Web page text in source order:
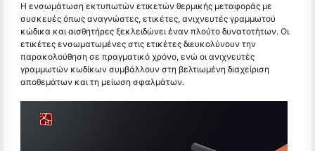
Η ενσωμάτωση εκτυπωτών ετικετών θερμικής μεταφοράς με
συσκευές όπως αναγνώστες, ετικέτες, ανιχνευτές γραμμωτού
κώδικα και αισθητήρες ξεκλειδώνει έναν πλούτο δυνατοτήτων. Οι
ετικέτες ενσωματωμένες στις ετικέτες διευκολύνουν την
παρακολούθηση σε πραγματικό χρόνο, ενώ οι ανιχνευτές
γραμμωτών κωδίκων συμβάλλουν στη βελτιωμένη διαχείριση
αποθεμάτων και τη μείωση σφαλμάτων.